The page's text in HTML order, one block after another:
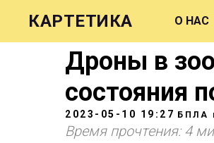
КАРТЕТИКА О НАС
Дроны в
состояния
2023-05-10 19:27 БПЛА
Время прочтения: 4